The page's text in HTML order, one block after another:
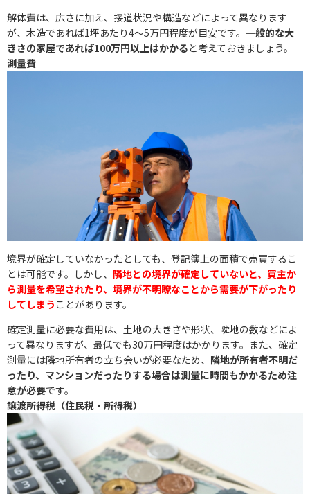
解体費は、広さに加え、接道状況や構造などによって異なります
が、木造であれば1坪あたり4〜5万円程度が目安です。 一般的な大
きさの家屋であれば100万円以上はかかると考えておきましょう。
測量費
境界が確定していなかったとしても、登記簿上の面積で売買するこ
とは可能です。しかし、 隣地との境界が確定していないと、買主か
ら測量を希望されたり、境界が不明瞭なことから需要が下がったり
してしまう ことがあります。
確定測量に必要な費用は、土地の大きさや形状、隣地の数などによ
って異なりますが、最低でも30万円程度はかかります。また、確定
測量には隣地所有者の立ち会いが必要なため、 隣地が所有者不明だ
ったり、マンションだったりする場合は測量に時間もかかるため注
意が必要です。
譲渡所得税（住民税・所得税）